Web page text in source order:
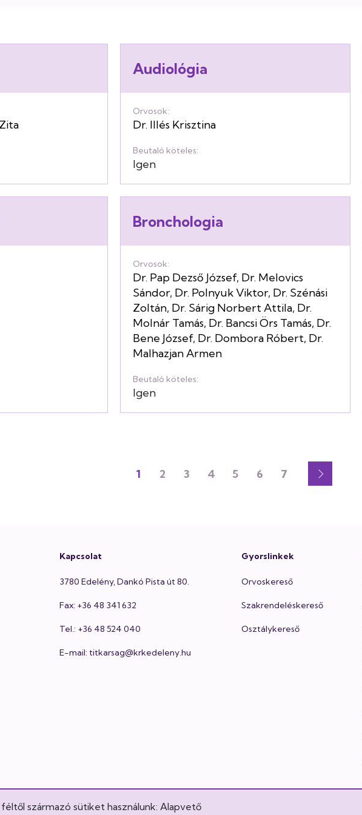
Audiológia
Orvosok:
Dr. Illés Krisztina
Beutaló köteles:
Igen
Bronchologia
Orvosok:
Dr. Pap Dezső József, Dr. Melovics
Sándor, Dr. Polnyuk Viktor, Dr. Szénási
Zoltán, Dr. Sárig Norbert Attila, Dr.
Molnár Tamás, Dr. Bancsi Örs Tamás, Dr.
Bene József, Dr. Dombora Róbert, Dr.
Malhazjan Armen
Beutaló köteles:
Igen
Oldalszámozás
Jelenlegi
1 Oldal
2 Oldal
3 Oldal
4 Oldal
5 Oldal
6 Oldal
7
Kapcsolat
3780 Edelény, Dankó Pista út 80.
Fax: +36 48 341 632
Tel.: +36 48 524 040
E-mail: titkarsag@krkedeleny.hu
Gyorslinkek
Orvoskereső
Szakrendeléskereső
Osztálykereső
származó sütiket használunk: Alapvető